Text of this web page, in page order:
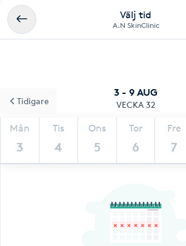
Välj tid
A.N SkinClinic
3 - 9 AUG
VECKA 32
Mån
3
Tis
4
Ons
5
Tor
6
Fre
7
Tidigare